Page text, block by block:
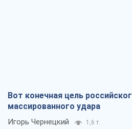
Вот конечная цель
массированного удара
Игорь Чернецкий 1,6 т.